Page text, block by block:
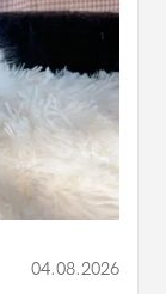
04.08.2026